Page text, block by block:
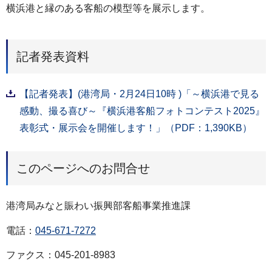
横浜港と縁のある客船の模型等を展示します。
記者発表資料
【記者発表】(港湾局・2月24日10時 )「～横浜港で見る
感動、撮る喜び～『横浜港客船フォトコンテスト2025』
表彰式・展示会を開催します！」（PDF：1,390KB）
このページへのお問合せ
港湾局みなと賑わい振興部客船事業推進課
電話： 045-671-7272
ファクス：045-201-8983